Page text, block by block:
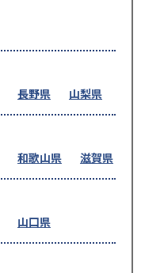
長野県 山梨県
和歌山県 滋賀県
山口県